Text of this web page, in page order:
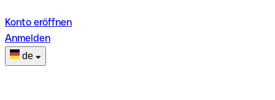
Konto eröffnen
Anmelden
de